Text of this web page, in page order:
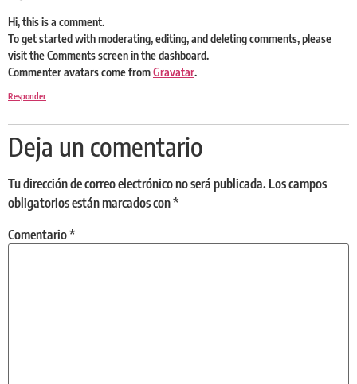
Hi, this is a comment.
To get started with moderating, editing, and deleting comments, please
visit the Comments screen in the dashboard.
Commenter avatars come fromGravatar.
Responder
Deja un comentario
Tu dirección de correo electrónico no será publicada. Los campos
obligatorios están marcados con*
Comentario*